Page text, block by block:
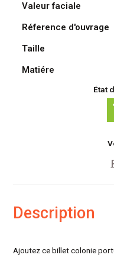
24-
11-
Marechal
Valeur faciale
Réference d'ouvrage
Taille
Matiére
État
Description
Ajoutez ce billet colonie